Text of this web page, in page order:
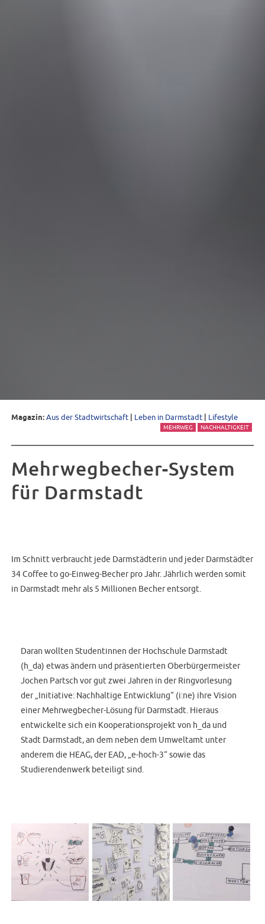
Magazin:Aus der Stadtwirtschaft Leben in Darmstadt Lifestyle
MEHRWEG NACHHALTIGKEIT
Mehrwegbecher-System
für Darmstadt
Im Schnitt verbraucht jede Darmstädterin und jeder Darmstädter
34 Coffee to go-Einweg-Becher pro Jahr. Jährlich werden somit
in Darmstadt mehr als 5 Millionen Becher entsorgt.
Daran wollten Studentinnen der Hochschule Darmstadt
(h_da) etwas ändern und präsentierten Oberbürgermeister
Jochen Partsch vor gut zwei Jahren in der Ringvorlesung
der „Initiative: Nachhaltige Entwicklung“ (i:ne) ihre Vision
einer Mehrwegbecher-Lösung für Darmstadt. Hieraus
entwickelte sich ein Kooperationsprojekt von h_da und
Stadt Darmstadt, an dem neben dem Umweltamt unter
anderem die HEAG, der EAD, „e-hoch-3“ sowie das
Studierendenwerk beteiligt sind.